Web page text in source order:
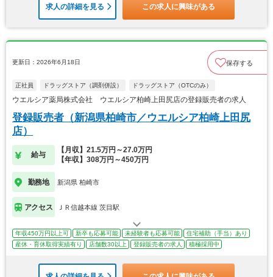
求人の詳細を見る この求人に興味がある
更新日：2026年6月18日 保存する
正社員 ドラッグストア（調剤併設） ドラッグストア（OTCのみ）
ウエルシア薬局株式会社 ウエルシア柏崎上田尻店の登録販売者の求人
登録販売者（新潟県柏崎市／ウエルシア柏崎上田尻
店）
給与
【月収】21.5万円～27.0万円
【年収】308万円～450万円
勤務地 新潟県 柏崎市
アクセス ＪＲ信越本線 茨目駅
年収450万円以上可 新卒も応募可能 未経験者も応募可能
住宅補助（手当）あり
産休・育休取得実績有り
店舗数30以上 登録販売者の求人 積極採用中